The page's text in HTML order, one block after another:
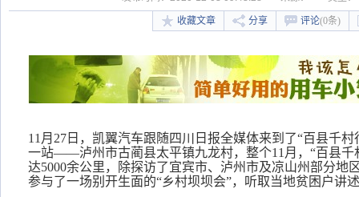
收藏文章 分享 评论(0条)
11月27日，凯翼汽车跟随四川日报全媒体来到了“百县千
一站——泸州市古蔺县太平镇九龙村，整个11月，“百县千
达5000余公里，除探访了宜宾市、泸州市及凉山州部分地
参与了一场别开生面的“乡村坝坝会”，听取当地贫困户讲